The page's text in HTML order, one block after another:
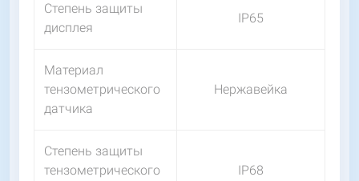
Степень защиты
дисплея
IP65
Материал
тензометрического
датчика
Нержавейка
Степень защиты
тензометрического
IP68